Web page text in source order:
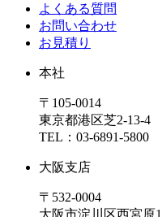
よくある質問
お問い合わせ
お見積り
本社
〒105-0014
東京都港区芝2-13-4
TEL：03-6891-5800
大阪支店
〒532-0004
大阪市淀川区西宮原